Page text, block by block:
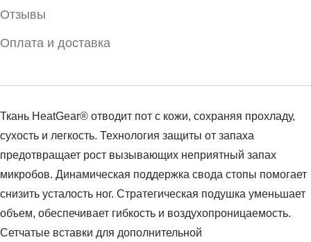
Отзывы
Оплата и доставка
Ткань HeatGear® отводит пот с кожи, сохраняя прохладу,
сухость и легкость. Технология защиты от запаха
предотвращает рост вызывающих неприятный запах
микробов. Динамическая поддержка свода стопы помогает
снизить усталость ног. Стратегическая подушка уменьшает
объем, обеспечивает гибкость и воздухопроницаемость.
Сетчатые вставки для дополнительной